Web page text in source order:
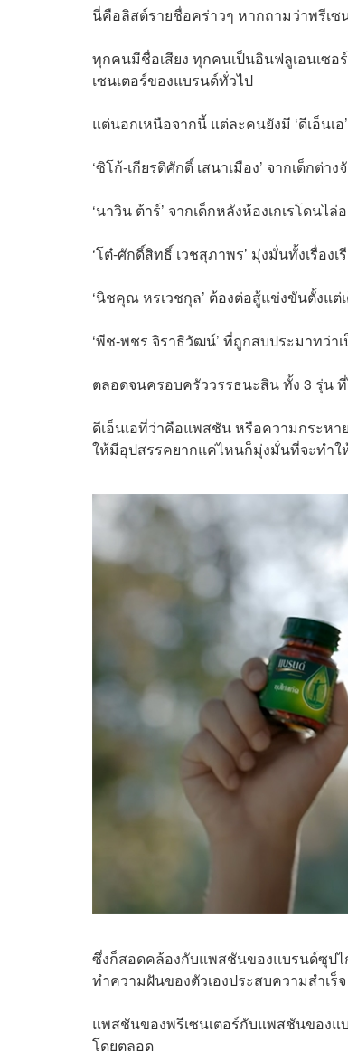
นี่คือลิสต์รายชื่อคร่าวๆ หากถามว่าพรีเซ
ทุกคนมีชื่อเสียง ทุกคนเป็นอินฟลูเอนเซ
เซนเตอร์ของแบรนด์ทั่วไป
แต่นอกเหนือจากนี้ แต่ละคนยังมี ‘ดีเอ็นเ
‘ซิโก้-เกียรติศักดิ์ เสนาเมือง’ จากเด็ก
‘นาวิน ต้าร์’ จากเด็กหลังห้องเกเรโดนไ
‘โต๋-ศักดิ์สิทธิ์ เวชสุภาพร’ มุ่งมั่นทั้งเรื่อง
‘นิชคุณ หรเวชกุล’ ต้องต่อสู้แข่งขันตั้งแต่
‘พีช-พชร จิราธิวัฒน์’ ที่ถูกสบประมาทว่า
ตลอดจนครอบครัววรรธนะสิน ทั้ง 3 รุ่น
ดีเอ็นเอที่ว่าคือแพสชัน หรือความกระห
ให้มีอุปสรรคยากแค่ไหนก็มุ่งมั่นที่จะทำใ
ซึ่งก็สอดคล้องกับแพสชันของแบรนด์ซุป
ทำความฝันของตัวเองประสบความสำเร็จ
แพสชันของพรีเซนเตอร์กับแพสชันของ
โดยตลอด